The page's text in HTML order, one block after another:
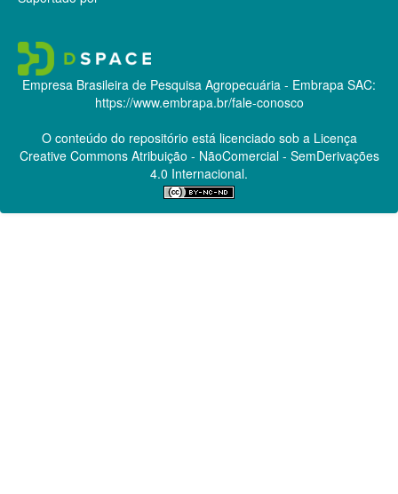
Empresa Brasileira de Pesquisa Agropecuária - Embrapa SAC:
https://www.embrapa.br/fale-conosco
O conteúdo do repositório está licenciado sob a Licença
Creative CommonsAtribuição - NãoComercial - SemDerivações
4.0 Internacional.